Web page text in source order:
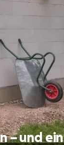
– und ein